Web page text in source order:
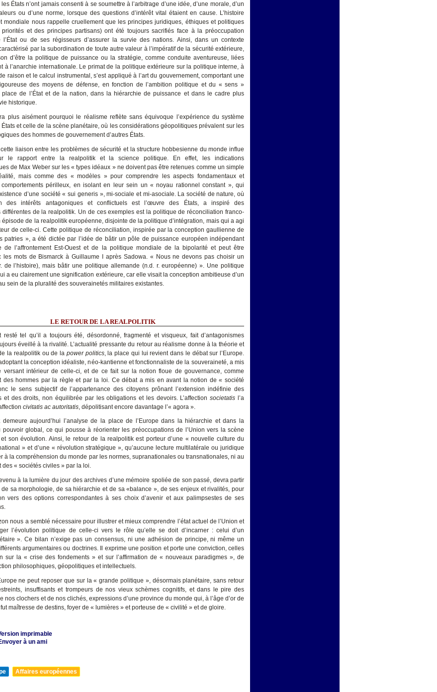
États n’ont jamais consenti à se soumettre à l’arbitrage d’une idée, d’une morale, d’un
ou d’une norme, lorsque des questions d’intérêt vital étaient en cause. L’histoire
mondiale nous rappelle cruellement que les principes juridiques, éthiques et politiques
et des principes partisans) ont été toujours sacrifiés face à la préoccupation
l’État ou de ses régisseurs d’assurer la survie des nations. Ainsi, dans un contexte
par la subordination de toute autre valeur à l’impératif de la sécurité extérieure,
d’être la politique de puissance ou la stratégie, comme conduite aventureuse, liées
à l’anarchie internationale. Le primat de la politique extérieure sur la politique interne, à
raison et le calcul instrumental, s’est appliqué à l’art du gouvernement, comportant une
des moyens de défense, en fonction de l’ambition politique et du « sens »
de l’État et de la nation, dans la hiérarchie de puissance et dans le cadre plus
historique.
plus aisément pourquoi le réalisme reflète sans équivoque l’expérience du système
et celle de la scène planétaire, où les considérations géopolitiques prévalent sur les
des hommes de gouvernement d’autres États.
liaison entre les problèmes de sécurité et la structure hobbesienne du monde influe
le rapport entre la realpolitik et la science politique. En effet, les indications
de Max Weber sur les « types idéaux » ne doivent pas être retenues comme un simple
mais comme des « modèles » pour comprendre les aspects fondamentaux et
périlleux, en isolant en leur sein un « noyau rationnel constant », qui
d’une société « sui generis », mi-sociale et mi-asociale. La société de nature, où
des intérêts antagoniques et conflictuels est l’œuvre des États, a inspiré des
différentes de la realpolitik. Un de ces exemples est la politique de réconciliation franco-
de la realpolitik européenne, disjointe de la politique d’intégration, mais qui a agi
de celle-ci. Cette politique de réconciliation, inspirée par la conception gaullienne de
patries », a été dictée par l’idée de bâtir un pôle de puissance européen indépendant
de l’affrontement Est-Ouest et de la politique mondiale de la bipolarité et peut être
les mots de Bismarck à Guillaume I après Sadowa. « Nous ne devons pas choisir un
de l’histoire), mais bâtir une politique allemande (n.d. r. européenne) ». Une politique
a eu clairement une signification extérieure, car elle visait la conception ambitieuse d’un
sein de la pluralité des souverainetés militaires existantes.
LE RETOUR DE LA REALPOLITIK
resté tel qu’il a toujours été, désordonné, fragmenté et visqueux, fait d’antagonismes
éveillé à la rivalité. L’actualité pressante du retour au réalisme donne à la théorie et
la realpolitik ou de la power politics, la place qui lui revient dans le débat sur l’Europe.
la conception idéaliste, néo-kantienne et fonctionnaliste de la souveraineté, a mis
versant intérieur de celle-ci, et de ce fait sur la notion floue de gouvernance, comme
des hommes par la règle et par la loi. Ce débat a mis en avant la notion de « société
le sens subjectif de l’appartenance des citoyens prônant l’extension indéfinie des
et des droits, non équilibrée par les obligations et les devoirs. L’affectionsocietatis l’a
civitatis ac autoritatis , dépolitisant encore davantage l’« agora ».
demeure aujourd’hui l’analyse de la place de l’Europe dans la hiérarchie et dans la
pouvoir global, ce qui pousse à réorienter les préoccupations de l’Union vers la scène
son évolution. Ainsi, le retour de la realpolitik est porteur d’une « nouvelle culture du
» et d’une « révolution stratégique », qu’aucune lecture multilatérale ou juridique
à la compréhension du monde par les normes, supranationales ou transnationales, ni au
des « sociétés civiles » par la loi.
à la lumière du jour des archives d’une mémoire spoliée de son passé, devra partir
de sa morphologie, de sa hiérarchie et de sa «balance », de ses enjeux et rivalités, pour
vers des options correspondantes à ses choix d’avenir et aux palimpsestes de ses
nous a semblé nécessaire pour illustrer et mieux comprendre l’état actuel de l’Union et
l’évolution politique de celle-ci vers le rôle qu’elle se doit d’incarner : celui d’un
». Ce bilan n’exige pas un consensus, ni une adhésion de principe, ni même un
argumentaires ou doctrines. Il exprime une position et porte une conviction, celles
sur la « crise des fondements » et sur l’affirmation de « nouveaux paradigmes », de
philosophiques, géopolitiques et intellectuels.
ne peut reposer que sur la « grande politique », désormais planétaire, sans retour
insuffisants et trompeurs de nos vieux schèmes cognitifs, et dans le pire des
nos clochers et de nos clichés, expressions d’une province du monde qui, à l’âge d’or de
maîtresse de destins, foyer de « lumières » et porteuse de « civilité » et de gloire.
imprimable
à un ami
Affaires européennes